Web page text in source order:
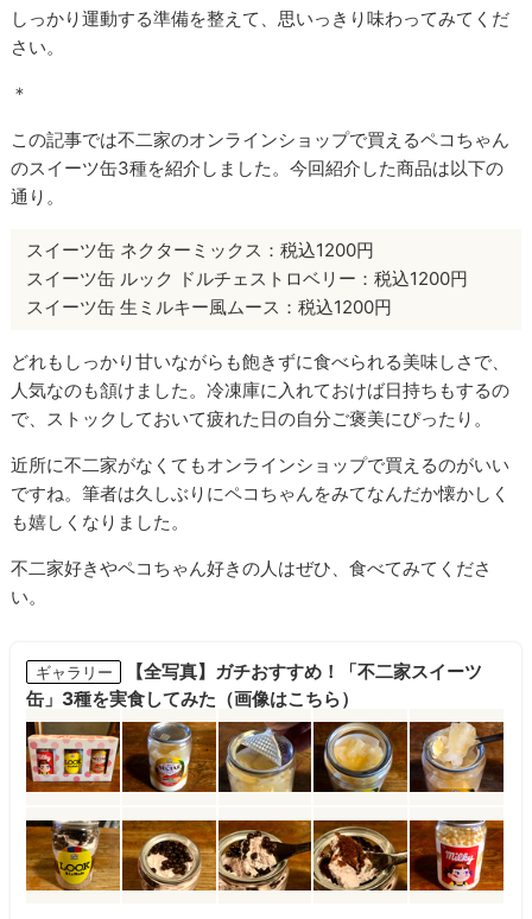
しっかり運動する準備を整えて、思いっきり味わってみてくだ
さい。
＊
この記事では不二家のオンラインショップで買えるペコちゃん
のスイーツ缶3種を紹介しました。今回紹介した商品は以下の
通り。
スイーツ缶 ネクターミックス：税込1200円
スイーツ缶 ルック ドルチェストロベリー：税込1200円
スイーツ缶 生ミルキー風ムース：税込1200円
どれもしっかり甘いながらも飽きずに食べられる美味しさで、
人気なのも頷けました。冷凍庫に入れておけば日持ちもするの
で、ストックしておいて疲れた日の自分ご褒美にぴったり。
近所に不二家がなくてもオンラインショップで買えるのがいい
ですね。筆者は久しぶりにペコちゃんをみてなんだか懐かしく
も嬉しくなりました。
不二家好きやペコちゃん好きの人はぜひ、食べてみてくださ
い。
ギャラリー
【全写真】ガチおすすめ！「不二家スイーツ
缶」3種を実食してみた（画像はこちら）